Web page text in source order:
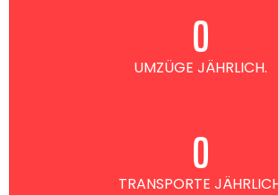
UMZÜGE JÄHRLICH.
0
TRANSPORTE
0